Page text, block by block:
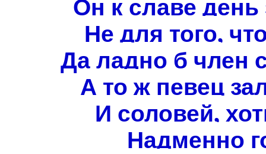
Не для того,
Да ладно б член
А то ж певец
И соловей,
Надменно